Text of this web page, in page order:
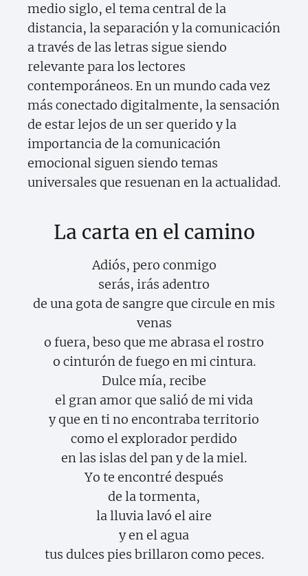
medio siglo, el tema central de la
distancia, la separación y la comunicación
a través de las letras sigue siendo
relevante para los lectores
contemporáneos. En un mundo cada vez
más conectado digitalmente, la sensación
de estar lejos de un ser querido y la
importancia de la comunicación
emocional siguen siendo temas
universales que resuenan en la actualidad.
La carta en el camino
Adiós, pero conmigo
serás, irás adentro
de una gota de sangre que circule en mis
venas
o fuera, beso que me abrasa el rostro
o cinturón de fuego en mi cintura.
Dulce mía, recibe
el gran amor que salió de mi vida
y que en ti no encontraba territorio
como el explorador perdido
en las islas del pan y de la miel.
Yo te encontré después
de la tormenta,
la lluvia lavó el aire
y en el agua
tus dulces pies brillaron como peces.